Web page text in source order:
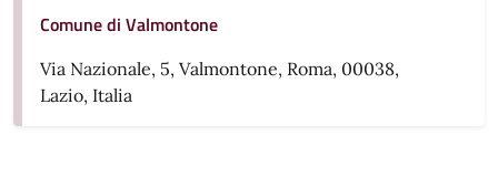
Comune di Valmontone
Via Nazionale, 5, Valmontone, Roma, 00038,
Lazio, Italia